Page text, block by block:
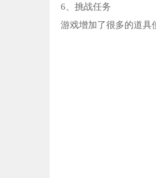
6、挑战任务
游戏增加了很多的道具